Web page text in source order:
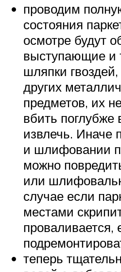
проводим
состояния
осмотре будут
выступающие и
шляпки
других
предметов, их
вбить поглубже
извлечь. Иначе
и шлифовании
можно
или
случае если
местами
проваливается,
теперь